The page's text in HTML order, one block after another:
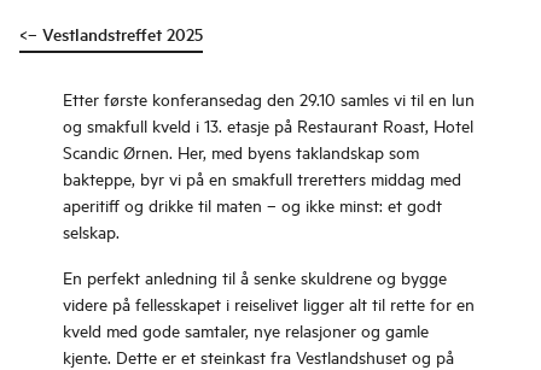
<– Vestlandstreffet 2025
Etter første konferansedag den 29.10 samles vi til en lun
og smakfull kveld i 13. etasje på Restaurant Roast, Hotel
Scandic Ørnen. Her, med byens taklandskap som
bakteppe, byr vi på en smakfull treretters middag med
aperitiff og drikke til maten – og ikke minst: et godt
selskap.
En perfekt anledning til å senke skuldrene og bygge
videre på fellesskapet i reiselivet ligger alt til rette for en
kveld med gode samtaler, nye relasjoner og gamle
kjente. Dette er et steinkast fra Vestlandshuset og på